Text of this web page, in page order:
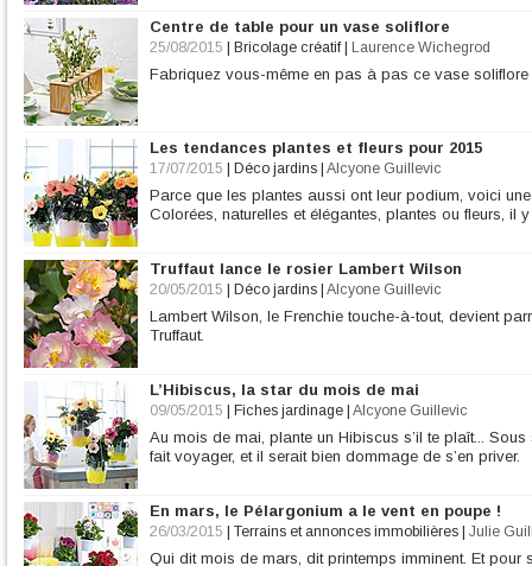
Centre de table pour un vase soliflore
25/08/2015 Bricolage créatif| Laurence Wichegrod
Fabriquez vous-même en pas à pas ce vase soliflore
Les tendances plantes et fleurs pour 2015
17/07/2015 Déco jardins Alcyone Guillevic
Parce que les plantes aussi ont leur podium, voici
Colorées, naturelles et élégantes, plantes ou fleurs, il
Truffaut lance le rosier Lambert Wilson
20/05/2015 Déco jardins Alcyone Guillevic
Lambert Wilson, le Frenchie touche-à-tout, devient
Truffaut.
L’Hibiscus, la star du mois de mai
09/05/2015 Fiches jardinage Alcyone Guillevic
Au mois de mai, plante un Hibiscus s’il te plaît...
fait voyager, et il serait bien dommage de s’en priver.
En mars, le Pélargonium a le vent en poupe !
26/03/2015 Terrains et annonces immobilières Julie
Qui dit mois de mars, dit printemps imminent. Et pour